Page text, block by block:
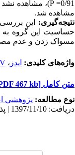
0/91
P =)، مشاهده نشد
مشاهده شد.
نتیجه‌گیری: این
حساسیت این گروه به
مسواک زدن و عدم
واژه‌های کلیدی: ایدز ،
متن کامل [PDF 467 kb]
نوع مطالعه: پژوهشي
دریافت: 1397/11/10 | پذیرش: 1398/6/2 | انتشار: 1398/9/10